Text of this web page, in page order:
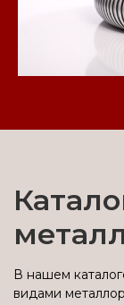
В нашем
видами